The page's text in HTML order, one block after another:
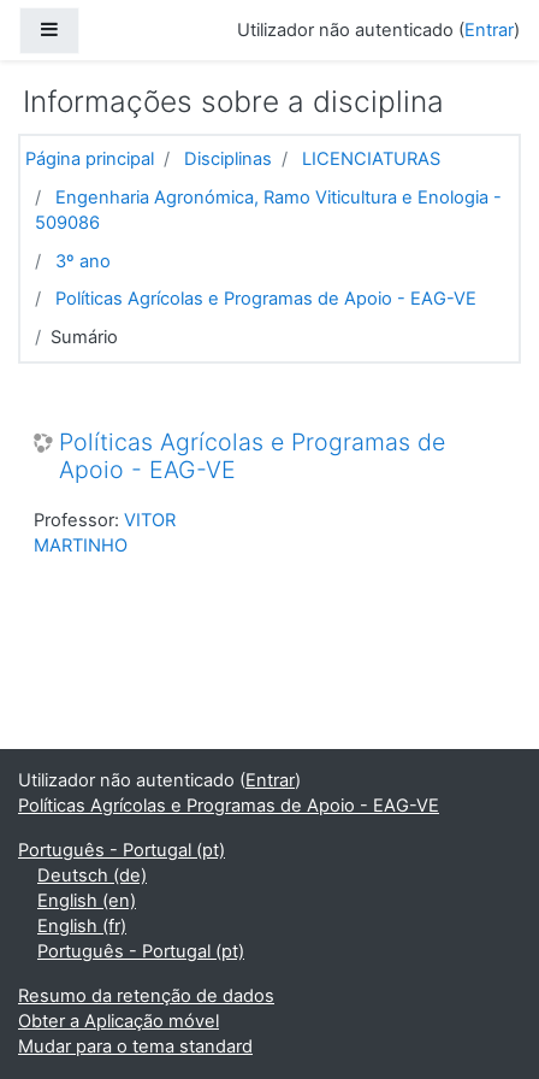
Utilizador não autenticado (Entrar)
Informações sobre a disciplina
Página principal Disciplinas
LICENCIATURAS
Engenharia Agronómica, Ramo Viticultura e Enologia -
509086
3º ano
Políticas Agrícolas e Programas de Apoio - EAG-VE
Sumário
Políticas Agrícolas e Programas de
Apoio - EAG-VE
Professor: VITOR
MARTINHO
Utilizador não autenticado (Entrar)
Políticas Agrícolas e Programas de Apoio - EAG-VE
Português - Portugal ‎(pt)‎
Deutsch ‎(de)‎
English ‎(en)‎
English ‎(fr)‎
Português - Portugal ‎(pt)‎
Resumo da retenção de dados
Obter a Aplicação móvel
Mudar para o tema standard